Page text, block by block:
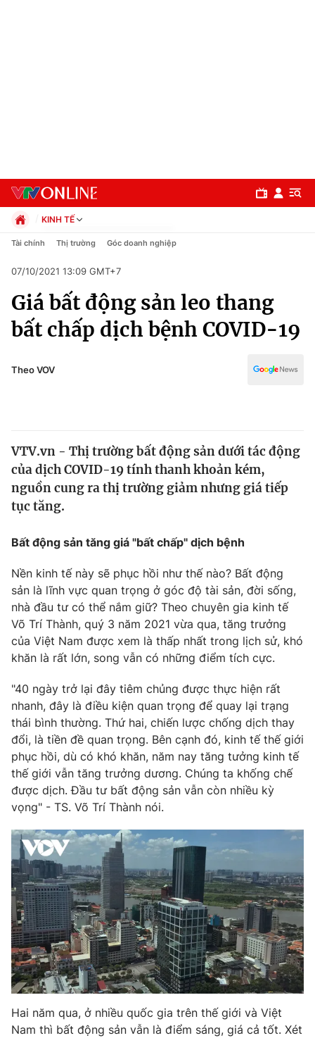
Chuyên mục
Chính trị
Thế giới
Tin tức
Thế giới đó đây
Câu chuyện quốc tế
Tài chính
Thị trường
Góc doanh nghiệp
Dữ liệu và đời sống
Truyền hình
Phim VTV
Hậu trường
Nhân vật
Khán giả
Giải sao mai
Giải trí
Âm nhạc
Sao
Đời sống
Du lịch
Làm đẹp
Chất lượng cuộc sống
Giáo dục
Tuyển sinh
Học trực tuyến
Công nghệ
Hitech Công nghệ tương lai
Sản phẩm
Thị trường
Tư vấn
Giao lưu trực tuyến
Lịch phát sóng
Chuyên mục khác
Emagazine Podcast
Photo Infographic
Video Shorts video
KINH TẾ
Chính trị
Pháp luật
Kinh tế
Thể thao
Truyền hình
Y tế
Tài chính Thị trường Góc doanh nghiệp
07/10/2021 13:09 GMT+7
Giá bất động sản leo thang
bất chấp dịch bệnh COVID-19
Theo VOV
VTV.vn - Thị trường bất động sản dưới tác động
của dịch COVID-19 tính thanh khoản kém,
nguồn cung ra thị trường giảm nhưng giá tiếp
tục tăng.
Bất động sản tăng giá "bất chấp" dịch bệnh
Nền kinh tế này sẽ phục hồi như thế nào? Bất động
sản là lĩnh vực quan trọng ở góc độ tài sản, đời sống,
nhà đầu tư có thể nắm giữ? Theo chuyên gia kinh tế
Võ Trí Thành, quý 3 năm 2021 vừa qua, tăng trưởng
của Việt Nam được xem là thấp nhất trong lịch sử, khó
khăn là rất lớn, song vẫn có những điểm tích cực.
"40 ngày trở lại đây tiêm chủng được thực hiện rất
nhanh, đây là điều kiện quan trọng để quay lại trạng
thái bình thường. Thứ hai, chiến lược chống dịch thay
đổi, là tiền đề quan trọng. Bên cạnh đó, kinh tế thế giới
phục hồi, dù có khó khăn, năm nay tăng tưởng kinh tế
thế giới vẫn tăng trưởng dương. Chúng ta khống chế
được dịch. Đầu tư bất động sản vẫn còn nhiều kỳ
vọng" - TS. Võ Trí Thành nói.
Hai năm qua, ở nhiều quốc gia trên thế giới và Việt
Nam thì bất động sản vẫn là điểm sáng, giá cả tốt. Xét